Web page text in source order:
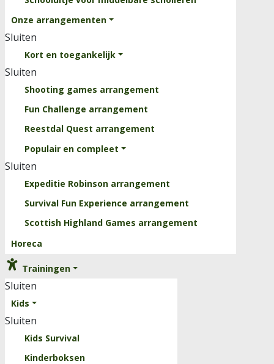
Contact
Onze arrangementen
Sluiten
Kort en toegankelijk
Sluiten
Shooting games arrangement
Fun Challenge arrangement
Reestdal Quest arrangement
Populair en compleet
Sluiten
Expeditie Robinson arrangement
Survival Fun Experience arrangement
Scottish Highland Games arrangement
Horeca
Trainingen
Sluiten
Kids
Sluiten
Kids Survival
Kinderboksen